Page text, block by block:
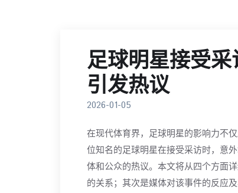
足球明星接受
引发热议
2026-01-05
在现代体育界，足球明星的影响力不
位知名的足球明星在接受采访时，意
体和公众的热议。本文将从四个方面
的关系；其次是媒体对该事件的反应